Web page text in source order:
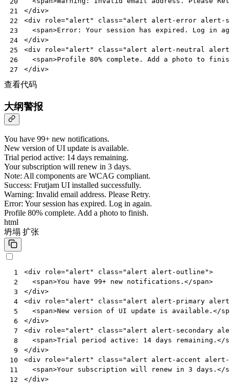
21
22
23
24
25
26
27
</div>
<div role="alert" class="alert alert-error alert-
<span>Error: Your session has expired. Log in
</div>
<div role="alert" class="alert alert-neutral
<span>Profile 80% complete. Add a photo to
</div>
查看代码
大纲警报
You have 99+ new notifications.
New version of UI update is available.
Trial period active: 14 days remaining.
Your subscription will renew in 3 days.
Note: All components are WCAG compliant.
Success: Frutjam UI installed successfully.
Warning: Invalid email address. Please Retry.
Error: Your session has expired. Log in again.
Profile 80% complete. Add a photo to finish.
html
坍塌 扩张
1
2
3
4
5
6
7
8
9
10
11
12
<div role="alert" class="alert alert-outline">
<span>You have 99+ new notifications. </span>
</div>
<div role="alert" class="alert alert-primary
<span>New version of UI update is available. </
</div>
<div role="alert" class="alert alert-secondary
<span>Trial period active: 14 days remaining. </
</div>
<div role="alert" class="alert alert-accent
<span>Your subscription will renew in 3 days. </
</div>